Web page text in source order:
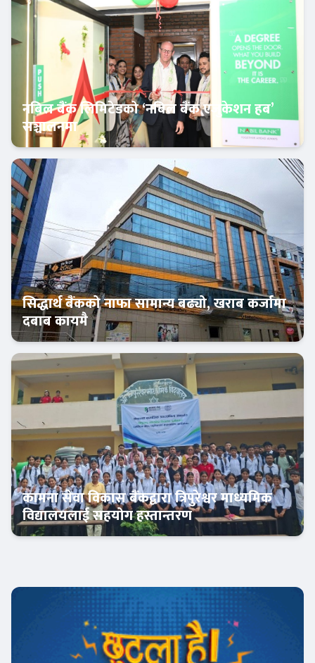
बैंक-वित्त
नबिल बैंक लिमिटेडको ‘नबिल बैंक एजुकेशन हब’
सञ्चालनमा
बैंक-वित्त
सिद्धार्थ बैंकको नाफा सामान्य बढ्यो, खराब कर्जामा
दबाब कायमै
कामना सेवा विकास बैंकद्वारा त्रिपुरेश्वर माध्यमिक
विद्यालयलाई सहयोग हस्तान्तरण